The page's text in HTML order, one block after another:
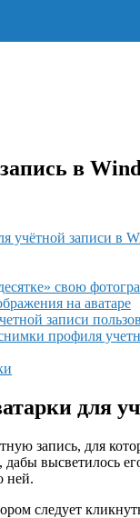
в
учётной записи в
свою
на аватаре
записи
профиля
для
запись, для
, дабы высветилось
ней.
следует